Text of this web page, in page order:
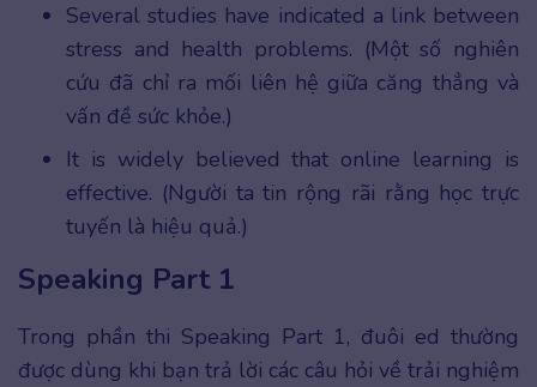
Several studies have indicated a link between
stress and health problems. (Một số nghiên
cứu đã chỉ ra mối liên hệ giữa căng thẳng và
vấn đề sức khỏe.)
It is widely believed that online learning is
effective. (Người ta tin rộng rãi rằng học trực
tuyến là hiệu quả.)
Speaking Part 1
Trong phần thi Speaking Part 1, đuôi ed thường
được dùng khi bạn trả lời các câu hỏi về trải nghiệm